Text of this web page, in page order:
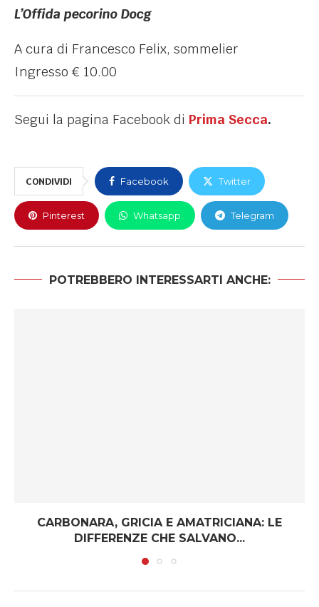
L’Offida pecorino Docg
A cura di Francesco Felix, sommelier
Ingresso € 10.00
Segui la pagina Facebook di Prima Secca.
CONDIVIDI Facebook Twitter
Pinterest Whatsapp Telegram
POTREBBERO INTERESSARTI ANCHE:
CARBONARA, GRICIA E AMATRICIANA: LE
DIFFERENZE CHE SALVANO...